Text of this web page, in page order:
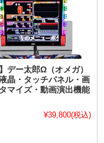
デー太郎Ω（オメガ）
液晶・タッチパネル・画
マイズ・動画演出機能
¥39,800(税込)